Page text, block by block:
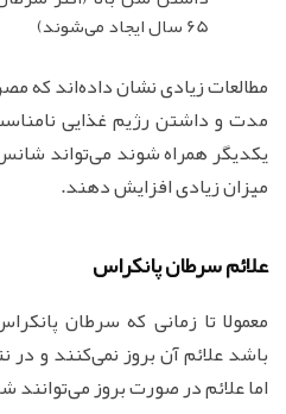
65 سال ایجاد می‌شوند)
مطالعات زیادی نشان داده‌اند که
مدت و داشتن رژیم غذایی
یکدیگر همراه شوند می‌تواند
میزان زیادی افزایش دهند.
علائم سرطان پانکراس
معمولا تا زمانی که سرطان
باشد علائم آن بروز نمی‌کنند و
اما علائم در صورت بروز می‌توانند